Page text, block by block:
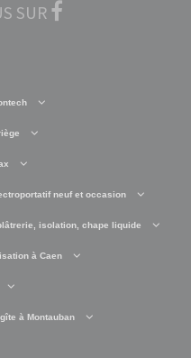
SUR
neuf et occasion
isolation, chape liquide
à Caen
à Montauban